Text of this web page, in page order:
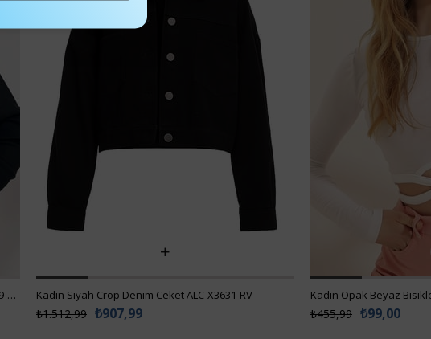
Kadın Siyah Ön Arka V Yaka Kruvaze Bluz ALC-019-053-BLZ Kadın Siyah Crop Denım Ceket ALC-X3631-RV
₺907,99
₺1.512,99 ₺99,00
₺455,99